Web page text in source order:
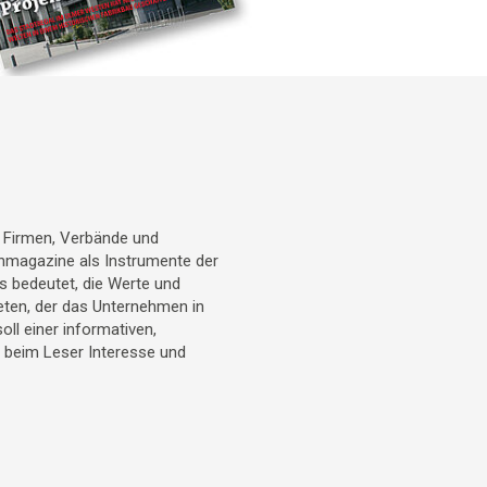
Verbände und
als Instrumente der
bedeutet, die Werte und
der das Unternehmen in
einer informativen,
Leser Interesse und